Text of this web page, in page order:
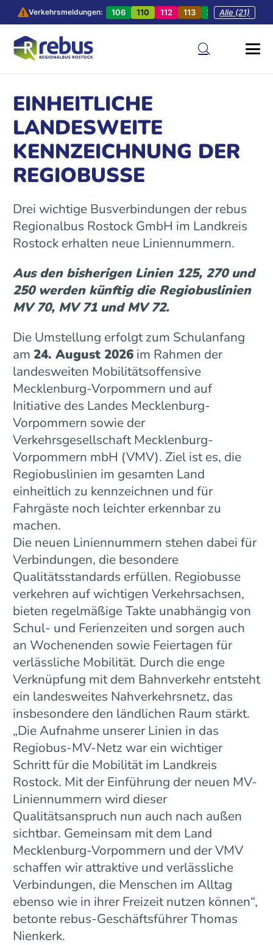
Verkehrsmeldungen: 106 110 112 113 201 202
Alle (21)
EINHEITLICHE
LANDESWEITE
KENNZEICHNUNG DER
REGIOBUSSE
Drei wichtige Busverbindungen der rebus
Regionalbus Rostock GmbH im Landkreis
Rostock erhalten neue Liniennummern.
Aus den bisherigen Linien 125, 270 und
250 werden künftig die Regiobuslinien
MV 70, MV 71 und MV 72.
Die Umstellung erfolgt zum Schulanfang
am 24. August 2026im Rahmen der
landesweiten Mobilitätsoffensive
Mecklenburg-Vorpommern und auf
Initiative des Landes Mecklenburg-
Vorpommern sowie der
Verkehrsgesellschaft Mecklenburg-
Vorpommern mbH (VMV). Ziel ist es, die
Regiobuslinien im gesamten Land
einheitlich zu kennzeichnen und für
Fahrgäste noch leichter erkennbar zu
machen.
Die neuen Liniennummern stehen dabei für
Verbindungen, die besondere
Qualitätsstandards erfüllen. Regiobusse
verkehren auf wichtigen Verkehrsachsen,
bieten regelmäßige Takte unabhängig von
Schul- und Ferienzeiten und sorgen auch
an Wochenenden sowie Feiertagen für
verlässliche Mobilität. Durch die enge
Verknüpfung mit dem Bahnverkehr entsteht
ein landesweites Nahverkehrsnetz, das
insbesondere den ländlichen Raum stärkt.
„Die Aufnahme unserer Linien in das
Regiobus-MV-Netz war ein wichtiger
Schritt für die Mobilität im Landkreis
Rostock. Mit der Einführung der neuen MV-
Liniennummern wird dieser
Qualitätsanspruch nun auch nach außen
sichtbar. Gemeinsam mit dem Land
Mecklenburg-Vorpommern und der VMV
schaffen wir attraktive und verlässliche
Verbindungen, die Menschen im Alltag
ebenso wie in ihrer Freizeit nutzen können“,
betonte rebus-Geschäftsführer Thomas
Nienkerk.